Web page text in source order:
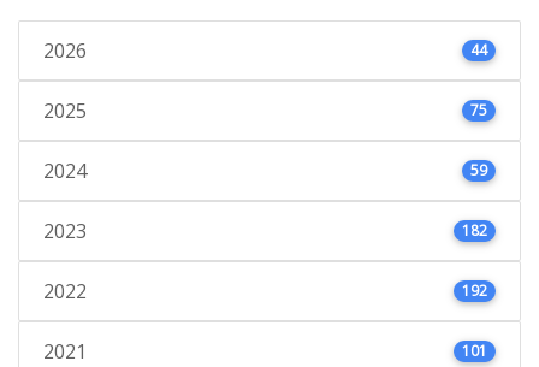
2026 44
2025 75
2024 59
2023 182
2022 192
2021 101